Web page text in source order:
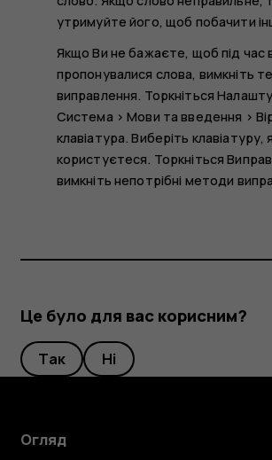
утримуйте його, щоб побачити
Якщо Ви не бажаєте, щоб під час
пропонувалися слова, вимкніть
виправлення. Торкніться
Система >Мови та введення >
клавіатура. Виберіть
користуєтеся. Торкніться
вимкніть непотрібні методи
Це було для вас корисним?
Так Ні
Огляд